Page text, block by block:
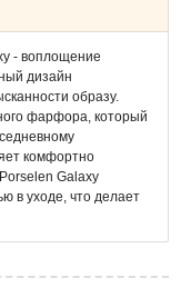
- воплощение
дизайн
образу.
фарфора, который
комфортно
Galaxy
в уходе, что делает